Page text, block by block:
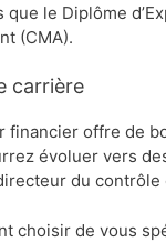
le Diplôme
(CMA).
carrière
financier offre de
évoluer vers
du contrôle
choisir de vous